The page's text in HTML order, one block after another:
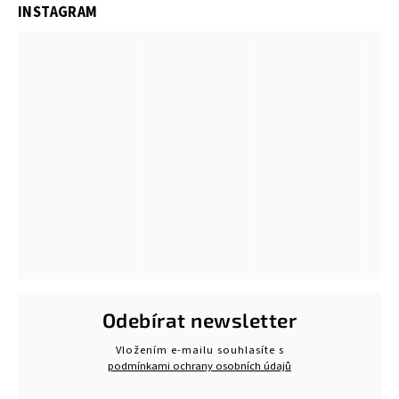
INSTAGRAM
Odebírat newsletter
Vložením e-mailu souhlasíte s
podmínkami ochrany osobních údajů